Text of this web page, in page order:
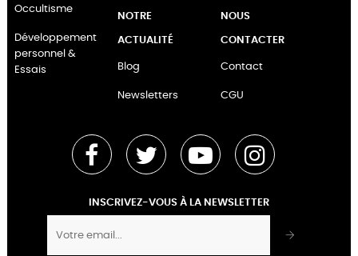
Occultisme
Développement
personnel &
Essais
NOTRE
ACTUALITÉ
Blog
Newsletters
NOUS
CONTACTER
Contact
CGU
Facebook Twitter YouTube Instagram
INSCRIVEZ-VOUS À LA NEWSLETTER